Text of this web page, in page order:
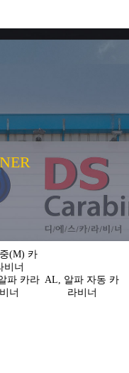
(M) 카
비너
파 카라
비너
AL, 알파 자동 카
라비너